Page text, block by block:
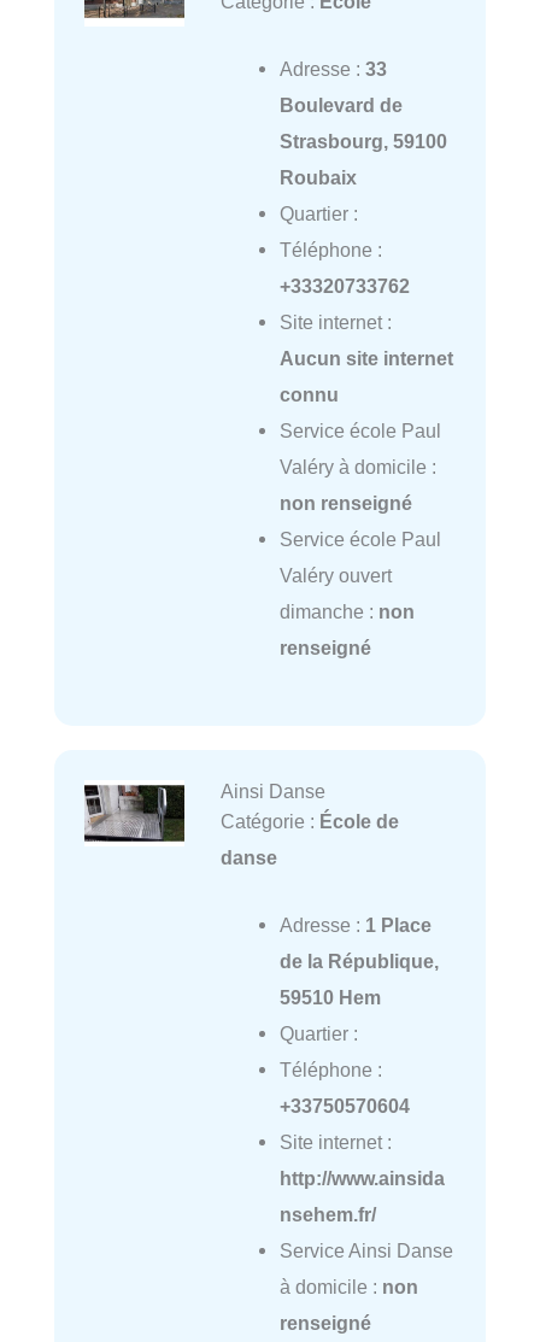
Adresse : 33
Boulevard de
Strasbourg, 59100
Roubaix
Quartier :
Téléphone :
+33320733762
Site internet :
Aucun site internet
connu
Service école Paul
Valéry à domicile :
non renseigné
Service école Paul
Valéry ouvert
dimanche : non
renseigné
Ainsi Danse
Catégorie : École de
danse
Adresse : 1 Place
de la République,
59510 Hem
Quartier :
Téléphone :
+33750570604
Site internet :
http://www.ainsida
nsehem.fr/
Service Ainsi Danse
à domicile : non
renseigné